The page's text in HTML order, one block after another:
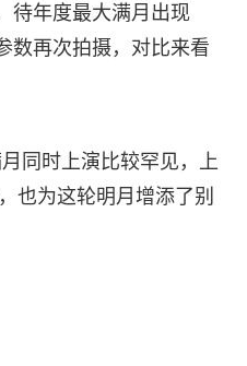
待年度最大满月出现
数再次拍摄，对比来看
同时上演比较罕见，上
也为这轮明月增添了别